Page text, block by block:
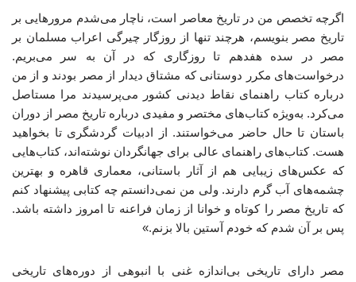
اگرچه تخصص من در تاریخ معاصر است، ناچار می‌شدم مرورهایی بر
تاریخ مصر بنویسم، هرچند تنها از روزگار چیرگی اعراب مسلمان بر
مصر در سده هفدهم تا روزگاری که در آن به سر می‌بریم.
درخواست‌های مکرر دوستانی که مشتاق دیدار از مصر بودند و از من
درباره کتاب راهنمای نقاط دیدنی کشور می‌پرسیدند مرا مستاصل
می‌کرد. به‌ویژه کتاب‌های مختصر و مفیدی درباره تاریخ مصر از دوران
باستان تا حال حاضر می‌خواستند. از ادبیات گردشگری تا بخواهید
هست. کتاب‌های راهنمای عالی برای جهانگردان نوشته‌اند، کتاب‌هایی
که عکس‌های زیبایی هم از آثار باستانی، معماری قاهره و بهترین
چشمه‌های آب گرم دارند. ولی من نمی‌دانستم چه کتابی پیشنهاد کنم
که تاریخ مصر را کوتاه و خوانا از زمان فراعنه تا امروز داشته باشد.
پس بر آن شدم که خودم آستین بالا بزنم.»
مصر دارای تاریخی بی‌اندازه غنی با انبوهی از دوره‌های تاریخی